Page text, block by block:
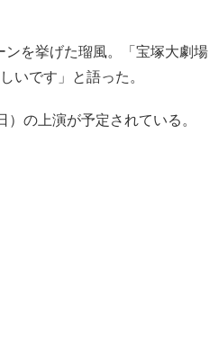
を挙げた瑠風。「宝塚大劇場
いです」と語った。
の上演が予定されている。